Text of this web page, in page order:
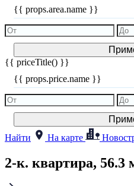
{{ props.area.name }}
{{ priceTitle() }}
{{ props.price.name }}
Найти
На карте
2-к. квартира, 56.3